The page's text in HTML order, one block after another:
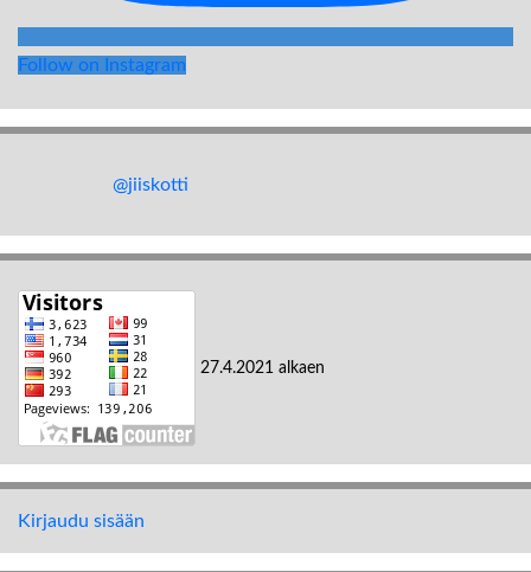
Follow on Instagram
@jiiskotti
27.4.2021 alkaen
Kirjaudu sisään